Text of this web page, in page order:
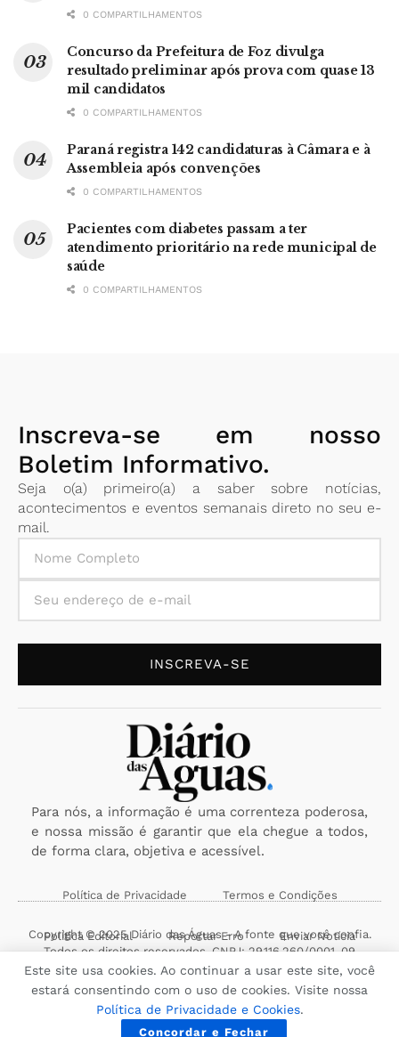
0 COMPARTILHAMENTOS
Concurso da Prefeitura de Foz divulga
resultado preliminar após prova com quase 13
mil candidatos
0 COMPARTILHAMENTOS
Paraná registra 142 candidaturas à Câmara e à
Assembleia após convenções
0 COMPARTILHAMENTOS
Pacientes com diabetes passam a ter
atendimento prioritário na rede municipal de
saúde
0 COMPARTILHAMENTOS
Inscreva-se em nosso
Boletim Informativo.
Seja o(a) primeiro(a) a saber sobre notícias,
acontecimentos e eventos semanais direto no seu e-
mail.
INSCREVA-SE
Para nós, a informação é uma correnteza poderosa,
e nossa missão é garantir que ela chegue a todos,
de forma clara, objetiva e acessível.
Política de Privacidade Termos e Condições
Política Editorial Reportar Erro Enviar Notícia
Copyright © 2025 Diário das Águas - A fonte que você confia.
Todos os direitos reservados. CNPJ: 29.116.260/0001-09
Este site usa cookies. Ao continuar a usar este site, você
estará consentindo com o uso de cookies. Visite nossa
Política de Privacidade e Cookies.
Concordar e Fechar